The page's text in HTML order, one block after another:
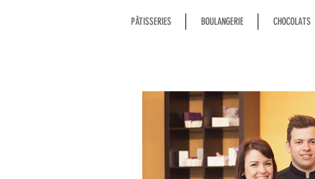
PÂTISSERIES BOULANGERIE CHOCOLATS